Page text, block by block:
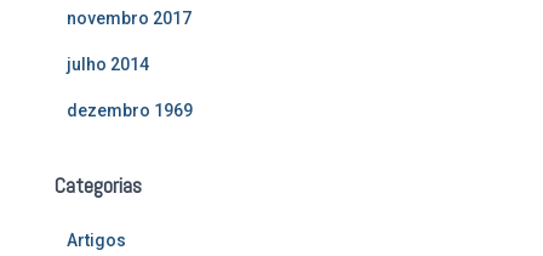
novembro 2017
julho 2014
dezembro 1969
Categorias
Artigos